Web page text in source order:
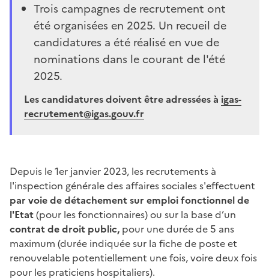
Trois campagnes de recrutement ont
été organisées en 2025. Un recueil de
candidatures a été réalisé en vue de
nominations dans le courant de l'été
2025.
Les candidatures doivent être adressées à igas-
recrutement@igas.gouv.fr
Depuis le 1er janvier 2023, les recrutements à
l'inspection générale des affaires sociales s'effectuent
par voie de détachement sur emploi fonctionnel de
l'Etat(pour les fonctionnaires) ou sur la base d’un
contrat de droit public, pour une durée de 5 ans
maximum (durée indiquée sur la fiche de poste et
renouvelable potentiellement une fois, voire deux fois
pour les praticiens hospitaliers).